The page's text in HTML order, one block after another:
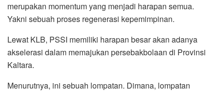
merupakan momentum yang menjadi harapan semua.
Yakni sebuah proses regenerasi kepemimpinan.
Lewat KLB, PSSI memiliki harapan besar akan adanya
akselerasi dalam memajukan persebakbolaan di Provinsi
Kaltara.
Menurutnya, ini sebuah lompatan. Dimana, lompatan